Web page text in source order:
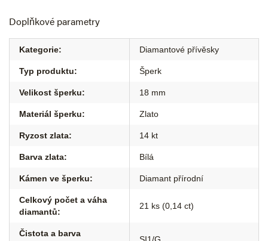
Doplňkové parametry
Kategorie: Diamantové přívěsky
Typ produktu: Šperk
Velikost šperku: 18 mm
Materiál šperku: Zlato
Ryzost zlata: 14 kt
Barva zlata: Bílá
Kámen ve šperku: Diamant přírodní
Celkový počet a váha
diamantů:
21 ks (0,14 ct)
Čistota a barva